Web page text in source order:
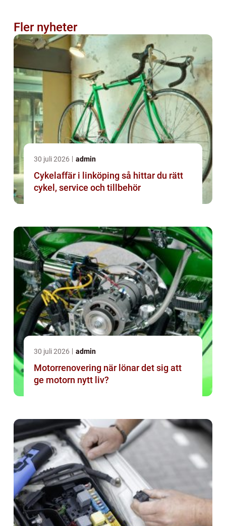
Fler nyheter
30 juli 2026 admin
Cykelaffär i linköping så hittar du rätt
cykel, service och tillbehör
30 juli 2026 admin
Motorrenovering när lönar det sig att
ge motorn nytt liv?